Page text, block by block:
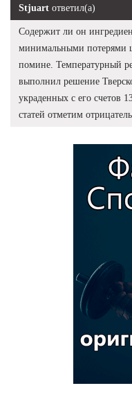
Stjuart ответил(а)
Содержит ли он
минимальными потерями
помине. Температурный
выполнил решение
украденных с его счетов
статей отметим